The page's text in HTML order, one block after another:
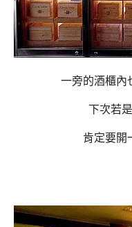
一旁的酒櫃內
下次若
肯定要開